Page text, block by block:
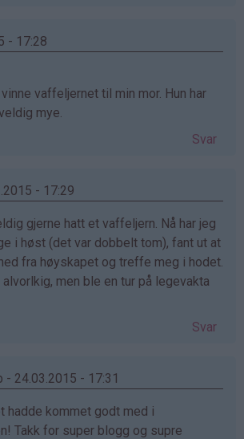
- 17:28
vaffeljernet til min mor. Hun har
mye.
Svar
- 17:29
gjerne hatt et vaffeljern. Nå har jeg
i høst (det var dobbelt tom), fant ut at
fra høyskapet og treffe meg i hodet.
alvorlkig, men ble en tur på legevakta
Svar
- 24.03.2015 - 17:31
hadde kommet godt med i
Takk for super blogg og supre